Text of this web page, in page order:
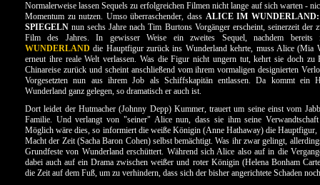
Normalerweise lassen Sequels zu erfolgreichen Filmen nicht lange auf sich warten -
Momentum zu nutzen. Umso überraschender, dass ALICE IM
SPIEGELN nun sechs Jahre nach Tim Burtons Vorgänger erscheint, seinerzeit der
Film des Jahres. In gewisser Weise ein zweites Sequel, nachdem
WUNDERLAND die Hauptfigur zurück ins Wunderland kehrte, muss Alice (Mia
erneut ihre reale Welt verlassen. Was die Figur nicht ungern tut, kehrt sie doch zu
Chinareise zurück und scheint anschließend vom ihrem vormaligen designierten
Vorgesetzten nun aus ihrem Job als Schiffskapitän entlassen. Da kommt ein
Wunderland ganz gelegen, so dramatisch er auch ist.
Dort leidet der Hutmacher (Johnny Depp) Kummer, trauert um seine einst vom
Familie. Und verlangt von "seiner" Alice nun, dass sie ihm seine Verwandtschaft
Möglich wäre dies, so informiert die weiße Königin (Anne Hathaway) die Hauptfigur,
Macht der Zeit (Sacha Baron Cohen) selbst bemächtigt. Was ihr zwar gelingt,
Grundfeste von Wunderland erschüttert. Während sich Alice also auf in die
dabei auch auf ein Drama zwischen weißer und roter Königin (Helena Bonham
die Zeit auf dem Fuß, um zu verhindern, dass sich der bisher angerichtete Schaden